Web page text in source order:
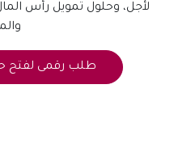
لأجل، وحلول تمويل رأس
طلب رقمى لفتح